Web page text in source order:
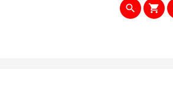
 